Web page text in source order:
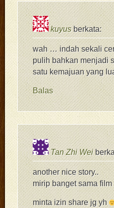
kuyus berkata:
wah … indah sekali
pulih bahkan menjadi
satu kemajuan yang
Balas
Tan Zhi Wei
another nice story..
mirip banget sama film
minta izin share jg yh